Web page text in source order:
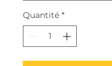
Quantité *